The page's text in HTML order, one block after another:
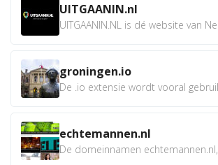
UITGAANIN.nl
groningen.io
echtemannen.nl